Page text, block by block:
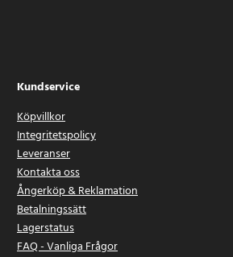
Kundservice
Köpvillkor
Integritetspolicy
Leveranser
Kontakta oss
Ångerköp & Reklamation
Betalningssätt
Lagerstatus
FAQ - Vanliga Frågor